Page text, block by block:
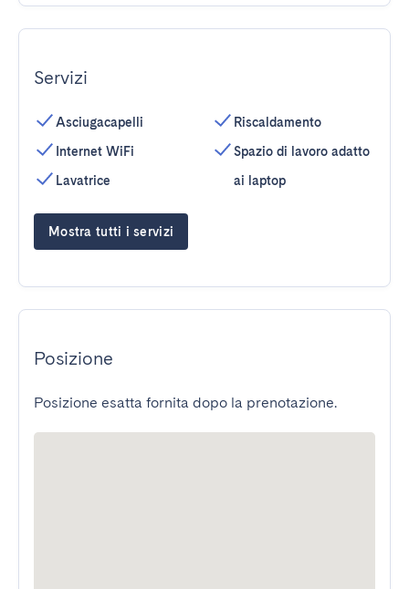
Servizi
Asciugacapelli
Internet WiFi
Lavatrice
Riscaldamento
Spazio di lavoro adatto
ai laptop
Mostra tutti i servizi
Posizione
Posizione esatta fornita dopo la prenotazione.